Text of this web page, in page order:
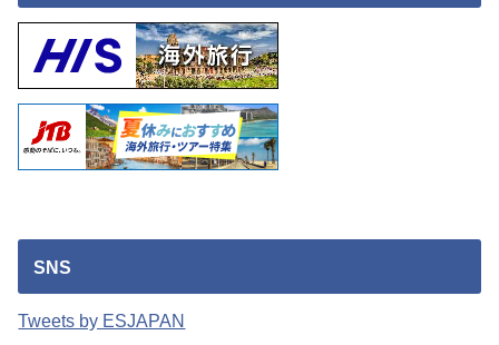
SNS
Tweets by ESJAPAN